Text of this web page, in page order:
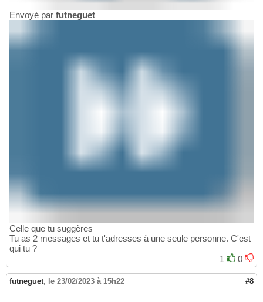
Envoyé par futneguet
Celle que tu suggères
Tu as 2 messages et tu t'adresses à une seule personne. C'est
qui tu ?
1
0
futneguet, le 23/02/2023 à 15h22 #8